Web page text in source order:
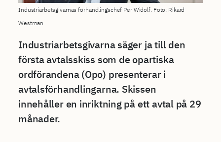
Industriarbetsgivarnas förhandlingschef Per Widolf. Foto: Rikard
Westman
Industriarbetsgivarna säger ja till den
första avtalsskiss som de opartiska
ordförandena (Opo) presenterar i
avtalsförhandlingarna. Skissen
innehåller en inriktning på ett avtal på 29
månader.